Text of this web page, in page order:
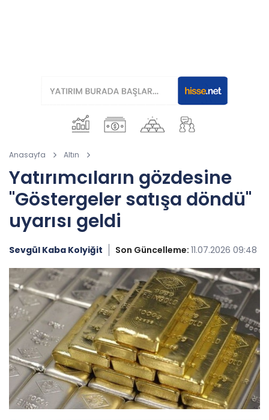
Anasayfa Altın
Yatırımcıların gözdesine
"Göstergeler satışa döndü"
uyarısı geldi
Sevgül Kaba Kolyiğit Son Güncelleme: 11.07.2026 09:48